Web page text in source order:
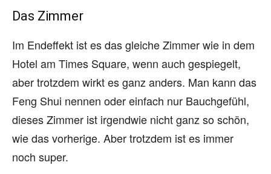
Das Zimmer
Im Endeffekt ist es das gleiche Zimmer wie in dem
Hotel am Times Square, wenn auch gespiegelt,
aber trotzdem wirkt es ganz anders. Man kann das
Feng Shui nennen oder einfach nur Bauchgefühl,
dieses Zimmer ist irgendwie nicht ganz so schön,
wie das vorherige. Aber trotzdem ist es immer
noch super.